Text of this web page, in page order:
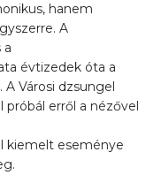
hanem
A
a
évtizedek óta a
Városi dzsungel
erről a nézővel
kiemelt eseménye